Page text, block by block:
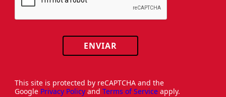
ENVIAR
This site is protected by reCAPTCHA and the
Google Privacy Policy and Terms of Service apply.